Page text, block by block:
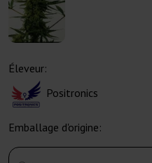
Éleveur:
Positronics
Emballage d'origine: